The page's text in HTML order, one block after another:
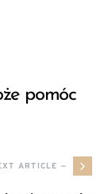
pomóc
ARTICLE —